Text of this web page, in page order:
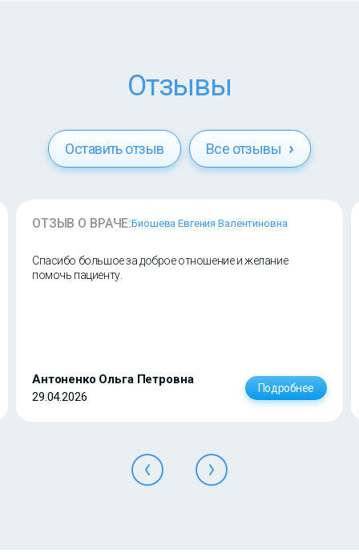
Отзывы
Оставить отзыв Все отзывы
ОТЗЫВ О ВРАЧЕ:Биошева Евгения Валентиновна
Спасибо большое за доброе отношение и желание
помочь пациенту.
Антоненко Ольга Петровна
29.04.2026
Подробнее